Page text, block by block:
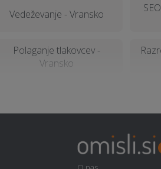
Vedeževanje - Vransko
Polaganje tlakovcev -
Vransko
Odvoz materiala - Vransko